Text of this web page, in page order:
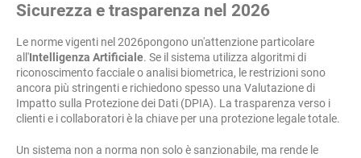
Sicurezza e trasparenza nel 2026
Le norme vigenti nel 2026pongono un'attenzione particolare
all'Intelligenza Artificiale. Se il sistema utilizza algoritmi di
riconoscimento facciale o analisi biometrica, le restrizioni sono
ancora più stringenti e richiedono spesso una Valutazione di
Impatto sulla Protezione dei Dati (DPIA). La trasparenza verso i
clienti e i collaboratori è la chiave per una protezione legale totale.
Un sistema non a norma non solo è sanzionabile, ma rende le